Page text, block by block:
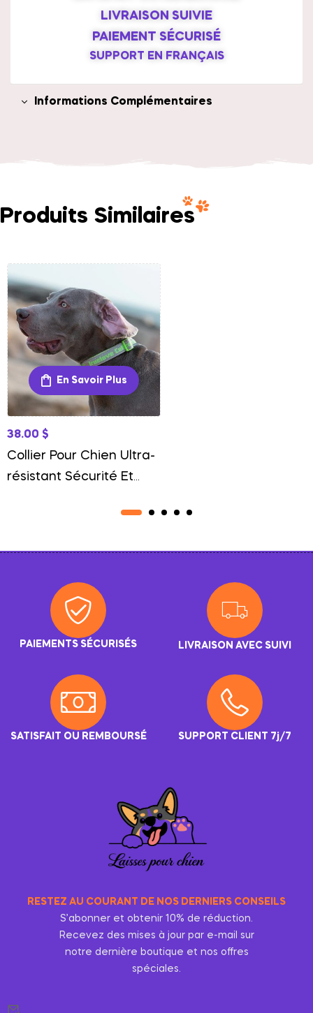
LIVRAISON SUIVIE
PAIEMENT SÉCURISÉ
SUPPORT EN FRANÇAIS
Informations Complémentaires
Produits Similaires
En Savoir Plus
38.00 $
Collier Pour Chien Ultra-
résistant Sécurité Et
PAIEMENTS SÉCURISÉS LIVRAISON AVEC SUIVI
SATISFAIT OU REMBOURSÉ SUPPORT CLIENT 7j/7
RESTEZ AU COURANT DE NOS DERNIERS CONSEILS
S’abonner et obtenir 10% de réduction.
Recevez des mises à jour par e-mail sur
notre dernière boutique et nos offres
spéciales.